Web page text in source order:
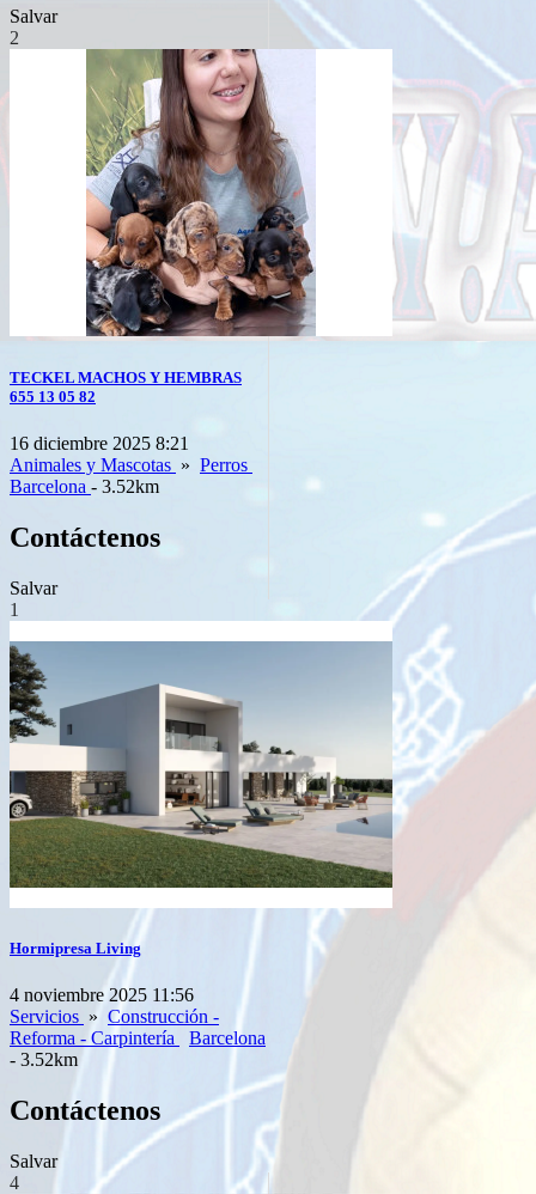
Salvar
2
TECKEL MACHOS Y HEMBRAS
655 13 05 82
16 diciembre 2025 8:21
Animales y Mascotas » Perros
Barcelona - 3.52km
Contáctenos
Salvar
1
Hormipresa Living
4 noviembre 2025 11:56
Servicios » Construcción -
Reforma - Carpintería
Barcelona
- 3.52km
Contáctenos
Salvar
4